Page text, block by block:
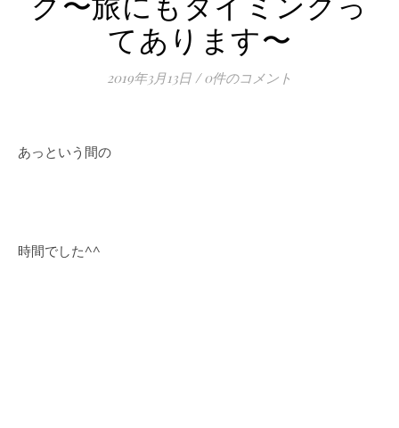
てあります〜
2019年3月13日 / 0件のコメント
あっという間の
時間でした^^